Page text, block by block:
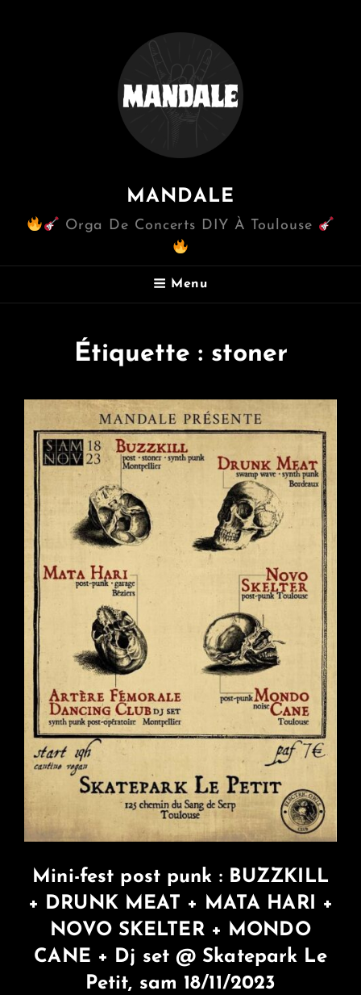
MANDALE
Orga De Concerts DIY À Toulouse
Menu
Étiquette : stoner
Mini-fest post punk : BUZZKILL
+ DRUNK MEAT + MATA HARI +
NOVO SKELTER + MONDO
CANE + Dj set @ Skatepark Le
Petit, sam 18/11/2023